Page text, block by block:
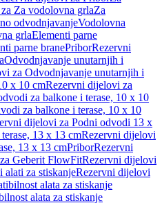
Za vodolovna grlaZa
odvodnjavanjeVodolovna
grlaElementi parne
parne branePriborRezervni
Odvodnjavanje unutarnjih i
za Odvodnjavanje unutarnjih i
x 10 cmRezervni dijelovi za
za balkone i terase, 10 x 10
za balkone i terase, 10 x 10
dijelovi za Podni odvodi 13 x
13 x 13 cmRezervni dijelovi
13 x 13 cmPriborRezervni
Geberit FlowFitRezervni dijelovi
alati za stiskanjeRezervni dijelovi
alata za stiskanje
alata za stiskanje